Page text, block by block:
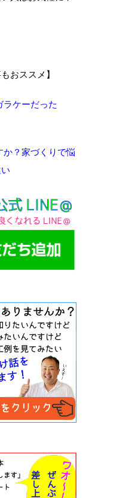
おススメ】
ラケーだった
か？家づくりで悩